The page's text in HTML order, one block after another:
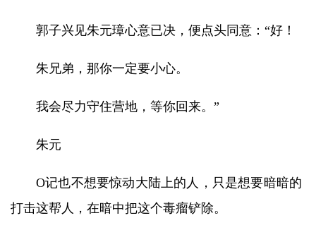
郭子兴见朱元璋心意已决，便点头同意：“好！
朱兄弟，那你一定要小心。
我会尽力守住营地，等你回来。”
朱元
O记也不想要惊动大陆上的人，只是想要暗暗的
打击这帮人，在暗中把这个毒瘤铲除。